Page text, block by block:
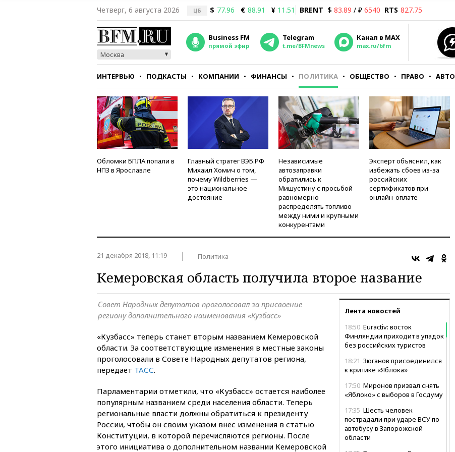
Четверг, 6 августа 2026 ЦБ $ 77.96 € 88.91 ¥ 11.51 BRENT $ 83.89 / ₽ 6540 RTS 827.75
Москва
Business FM
прямой эфир
Telegram
t.me/BFMnews
Канал в MAX
max.ru/bfm
ИНТЕРВЬЮ ПОДКАСТЫ КОМПАНИИ ФИНАНСЫ ПОЛИТИКА ОБЩЕСТВО ПРАВО АВТО
СТИЛЬ ТЕСТЫ
Обломки БПЛА попали в
НПЗ в Ярославле
Главный стратег ВЭБ.РФ
Михаил Хомич о том,
почему Wildberries —
это национальное
достояние
Независимые
автозаправки
обратились к
Мишустину с просьбой
равномерно
распределять топливо
между ними и крупными
конкурентами
Эксперт объяснил, как
избежать сбоев из-за
российских
сертификатов при
онлайн-оплате
21 декабря 2018, 11:19 Политика
Кемеровская область получила второе название
Лента новостей
18:50 Euractiv: восток
Финляндии приходит в упадок
без российских туристов
18:21 Зюганов присоединился
к критике «Яблока»
17:50 Миронов призвал снять
«Яблоко» с выборов в Госдуму
17:35 Шесть человек
пострадали при ударе ВСУ по
автобусу в Запорожской
области
Совет Народных депутатов проголосовал за присвоение
региону дополнительного наименования «Кузбасс»
«Кузбасс» теперь станет вторым названием Кемеровской
области. За соответствующие изменения в местные законы
проголосовали в Совете Народных депутатов региона,
передает ТАСС.
Парламентарии отметили, что «Кузбасс» остается наиболее
популярным названием среди населения области. Теперь
региональные власти должны обратиться к президенту
России, чтобы он своим указом внес изменения в статью
Конституции, в которой перечисляются регионы. После
этого инициатива о дополнительном названии Кемеровской